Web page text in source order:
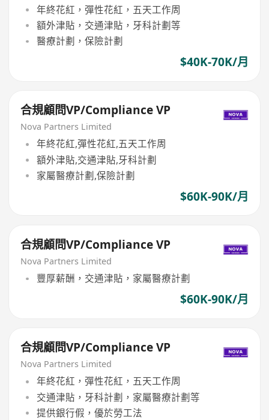
年終花紅，彈性花紅，五天工作周
額外津貼，交通津貼，牙科計劃等
醫療計劃，保險計劃
$40K-70K/月
合規顧問VP/Compliance VP
Nova Partners Limited
年終花紅,彈性花紅,五天工作周
額外津貼,交通津貼,牙科計劃
家屬醫療計劃,保險計劃
$60K-90K/月
合規顧問VP/Compliance VP
Nova Partners Limited
豐厚薪酬，交通津貼，家屬醫療計劃
$60K-90K/月
合規顧問VP/Compliance VP
Nova Partners Limited
年終花紅，彈性花紅，五天工作周
交通津貼，牙科計劃，家屬醫療計劃等
提供銀行假，優於勞工法